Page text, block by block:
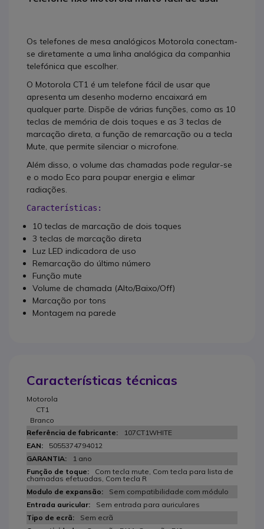
Os telefones de mesa analógicos Motorola conectam-
se diretamente a uma linha analógica da companhia
telefónica que escolher.
O Motorola CT1 é um telefone fácil de usar que
apresenta um desenho moderno encaixará em
qualquer parte. Dispõe de várias funções, como as 10
teclas de memória de dois toques e as 3 teclas de
marcação direta, a função de remarcação ou a tecla
Mute, que permite silenciar o microfone.
Além disso, o volume das chamadas pode regular-se
e o modo Eco para poupar energia e elimar
radiações.
Características:
10 teclas de marcação de dois toques
3 teclas de marcação direta
Luz LED indicadora de uso
Remarcação do último número
Função mute
Volume de chamada (Alto/Baixo/Off)
Marcação por tons
Montagem na parede
Características técnicas
Motorola
CT1
Branco
107CT1WHITE
5055374794012
1 ano
Com tecla mute, Com tecla para lista de
chamadas efetuadas, Com tecla R
Sem compatibilidade com módulo
Sem entrada para auriculares
Sem ecrã